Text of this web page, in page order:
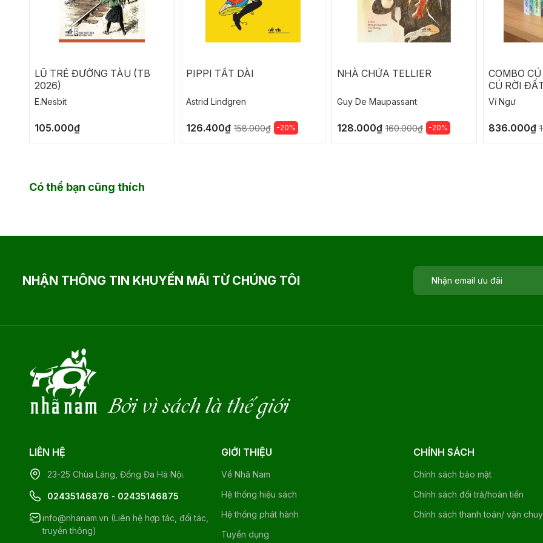
LŨ TRẺ ĐƯỜNG TÀU (TB
2026)
E.Nesbit
105.000₫
PIPPI TẤT DÀI
Astrid Lindgren
126.400₫ 158.000₫ -20%
NHÀ CHỨA TELLIER
Guy De Maupassant
128.000₫ 160.000₫ -20%
COMBO
CÚ RỜI
KÈM HỘP)
Vĩ Ngư
836.000₫
Có thể bạn cũng thích
NHẬN THÔNG TIN KHUYẾN MÃI TỪ CHÚNG TÔI
Bởi vì sách là thế giới
LIÊN HỆ
23-25 Chùa Láng, Đống Đa Hà Nội.
02435146876 - 02435146875
info@nhanam.vn (Liên hệ hợp tác, đối tác,
truyền thông)
GIỚI THIỆU
Về Nhã Nam
Hệ thống hiệu sách
Hệ thống phát hành
Tuyển dụng
CHÍNH SÁCH
Chính sách bảo mật
Chính sách đổi trả/hoàn tiền
Chính sách thanh toán/ vận